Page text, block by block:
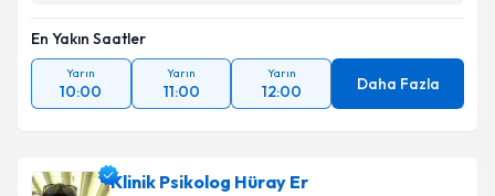
En Yakın Saatler
Yarın
10:00
Yarın
11:00
Yarın
12:00 Daha Fazla
Klinik Psikolog Hüray Er